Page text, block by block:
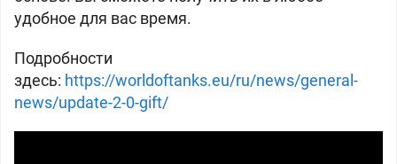
удобное для вас время.
Подробности
здесь: https://worldoftanks.eu/ru/news/general-
news/update-2-0-gift/